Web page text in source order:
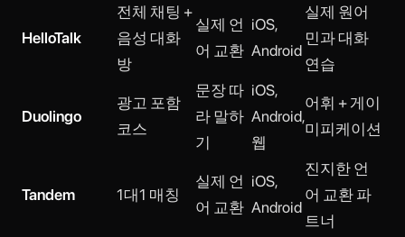
HelloTalk
전체 채팅 +
음성 대화
방
실제 언
어 교환
iOS,
Android
실제 원어
민과 대화
연습
Duolingo
광고 포함
코스
문장 따
라 말하
기
iOS,
Android,
웹
어휘 + 게이
미피케이션
Tandem 1대1 매칭
실제 언
어 교환
iOS,
Android
진지한 언
어 교환 파
트너